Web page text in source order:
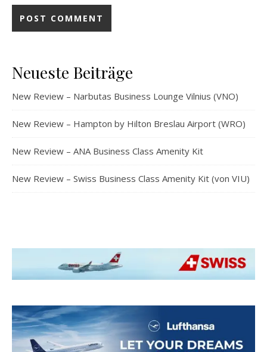
Neueste Beiträge
New Review – Narbutas Business Lounge Vilnius (VNO)
New Review – Hampton by Hilton Breslau Airport (WRO)
New Review – ANA Business Class Amenity Kit
New Review – Swiss Business Class Amenity Kit (von VIU)